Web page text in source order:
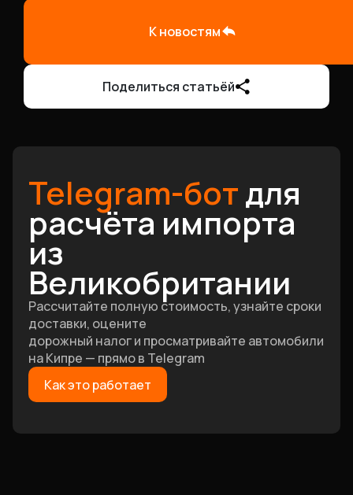
К новостям
Поделиться статьёй
Telegram-ботдля
расчёта импорта
из
Великобритании
Рассчитайте полную стоимость, узнайте сроки
доставки, оцените
дорожный налог и просматривайте автомобили
на Кипре — прямо в Telegram
Как это работает